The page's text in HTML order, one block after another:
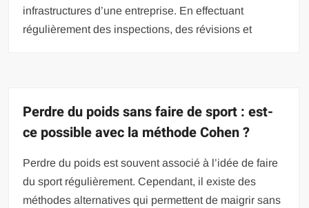
infrastructures d’une entreprise. En effectuant
régulièrement des inspections, des révisions et
Perdre du poids sans faire de sport : est-
ce possible avec la méthode Cohen ?
Perdre du poids est souvent associé à l’idée de faire
du sport régulièrement. Cependant, il existe des
méthodes alternatives qui permettent de maigrir sans